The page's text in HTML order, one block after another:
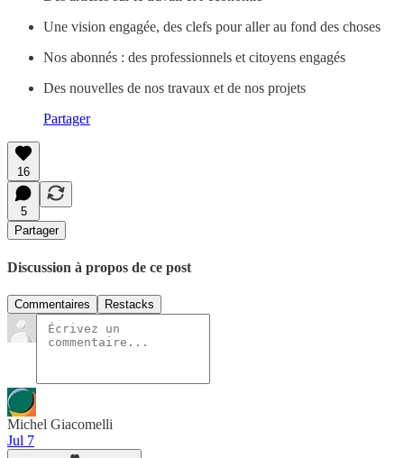
Une vision engagée, des clefs pour aller au fond des choses
Nos abonnés : des professionnels et citoyens engagés
Des nouvelles de nos travaux et de nos projets
Partager
16
5
Partager
Discussion à propos de ce post
Commentaires Restacks
Michel Giacomelli
Jul 7